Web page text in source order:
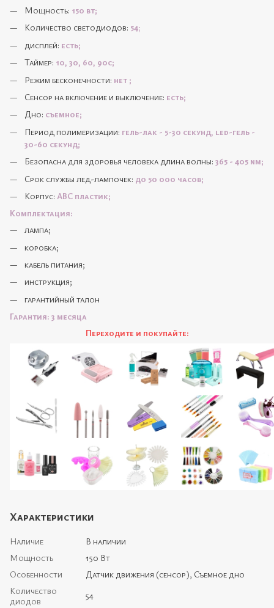
Мощность: 150 вт;
Количество светодиодов: 54;
дисплей: есть;
Таймер: 10, 30, 60, 90с;
Режим бесконечности: нет ;
Сенсор на включение и выключение: есть;
Дно: съемное;
Период полимеризации: гель-лак - 5-30 секунд, led-гель -
30-60 секунд;
Безопасна для здоровья человека длина волны: 365 - 405 nm;
Срок службы лед-лампочек: до 50 000 часов;
Корпус: АВС пластик;
Комплектация:
лампа;
коробка;
кабель питания;
инструкция;
гарантийный талон
Гарантия: 3 месяца
Переходите и покупайте:
Характеристики
Наличие
В наличии
Мощность
150 Вт
Особенности
Датчик движения (сенсор), Съемное дно
Количество
диодов
54